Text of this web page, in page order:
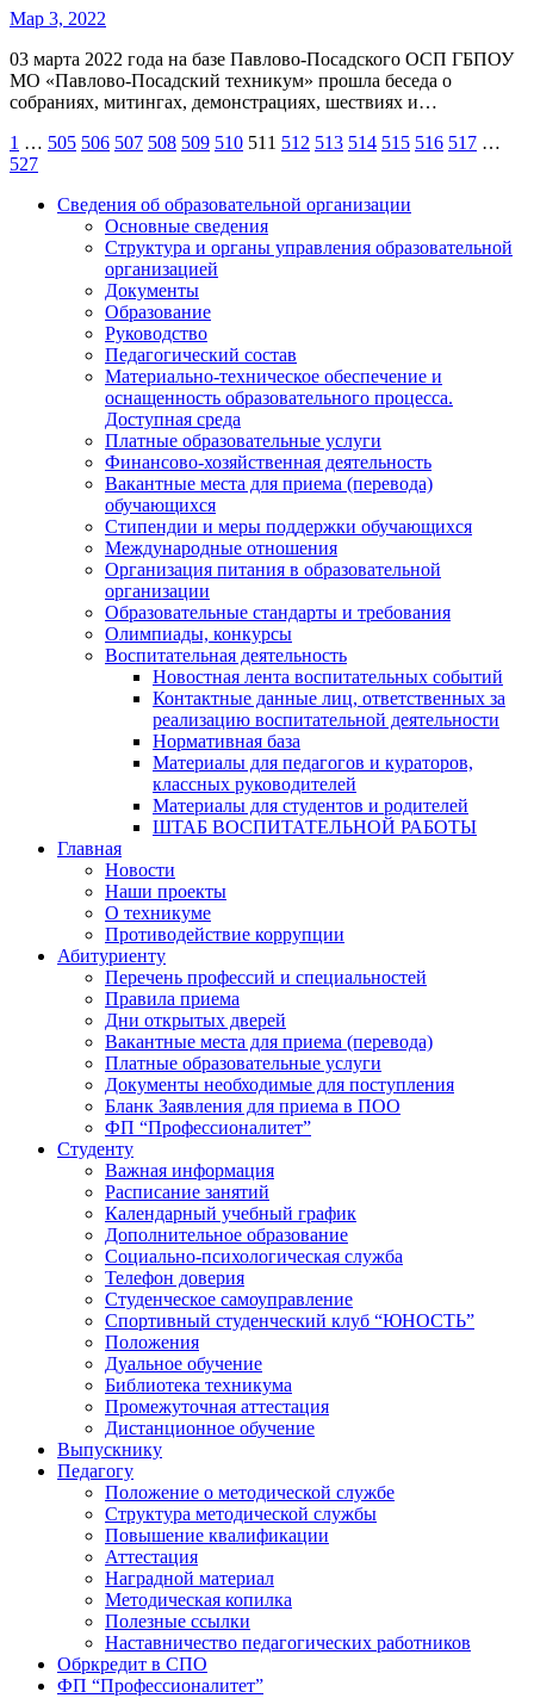
Мар 3, 2022
03 марта 2022 года на базе Павлово-Посадского ОСП ГБПОУ
МО «Павлово-Посадский техникум» прошла беседа о
собраниях, митингах, демонстрациях, шествиях и…
Пагинация
записей
1 … 505 506 507 508 509 510 511 512 513 514 515 516 517 …
527
Сведения об образовательной организации
Основные сведения
Структура и органы управления образовательной
организацией
Документы
Образование
Руководство
Педагогический состав
Материально-техническое обеспечение и
оснащенность образовательного процесса.
Доступная среда
Платные образовательные услуги
Финансово-хозяйственная деятельность
Вакантные места для приема (перевода)
обучающихся
Стипендии и меры поддержки обучающихся
Международные отношения
Организация питания в образовательной
организации
Образовательные стандарты и требования
Олимпиады, конкурсы
Воспитательная деятельность
Новостная лента воспитательных событий
Контактные данные лиц, ответственных за
реализацию воспитательной деятельности
Нормативная база
Материалы для педагогов и кураторов,
классных руководителей
Материалы для студентов и родителей
ШТАБ ВОСПИТАТЕЛЬНОЙ РАБОТЫ
Главная
Новости
Наши проекты
О техникуме
Противодействие коррупции
Абитуриенту
Перечень профессий и специальностей
Правила приема
Дни открытых дверей
Вакантные места для приема (перевода)
Платные образовательные услуги
Документы необходимые для поступления
Бланк Заявления для приема в ПОО
ФП “Профессионалитет”
Студенту
Важная информация
Расписание занятий
Календарный учебный график
Дополнительное образование
Социально-психологическая служба
Телефон доверия
Студенческое самоуправление
Спортивный студенческий клуб “ЮНОСТЬ”
Положения
Дуальное обучение
Библиотека техникума
Промежуточная аттестация
Дистанционное обучение
Выпускнику
Педагогу
Положение о методической службе
Структура методической службы
Повышение квалификации
Аттестация
Наградной материал
Методическая копилка
Полезные ссылки
Наставничество педагогических работников
Обркредит в СПО
ФП “Профессионалитет”